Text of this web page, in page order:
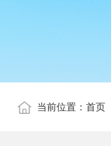
当前位置： 首页